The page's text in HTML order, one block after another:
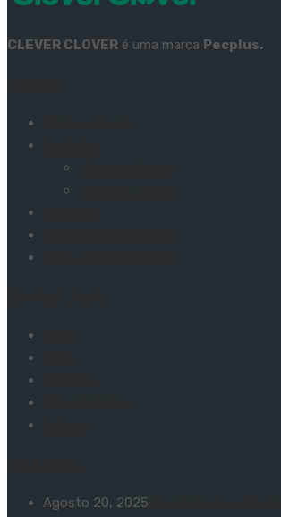
CLEVER CLOVER é uma marca Pecplus.
Agosto 20, 2025